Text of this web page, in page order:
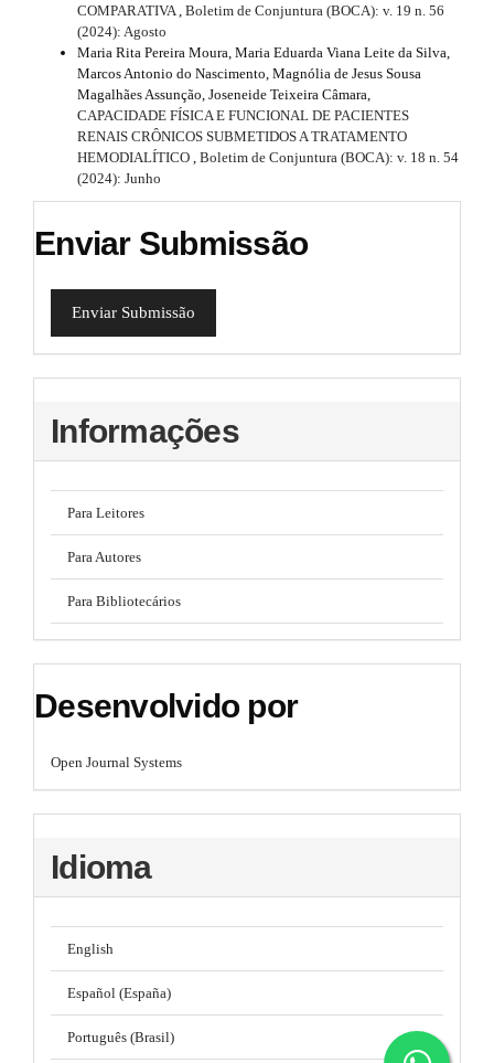
COMPARATIVA, Boletim de Conjuntura (BOCA): v. 19 n. 56
(2024): Agosto
Maria Rita Pereira Moura, Maria Eduarda Viana Leite da Silva,
Marcos Antonio do Nascimento, Magnólia de Jesus Sousa
Magalhães Assunção, Joseneide Teixeira Câmara,
CAPACIDADE FÍSICA E FUNCIONAL DE PACIENTES
RENAIS CRÔNICOS SUBMETIDOS A TRATAMENTO
HEMODIALÍTICO , Boletim de Conjuntura (BOCA): v. 18 n. 54
(2024): Junho
Enviar Submissão
Enviar Submissão
Informações
Para Leitores
Para Autores
Para Bibliotecários
Desenvolvido por
Open Journal Systems
Idioma
English
Español (España)
Português (Brasil)